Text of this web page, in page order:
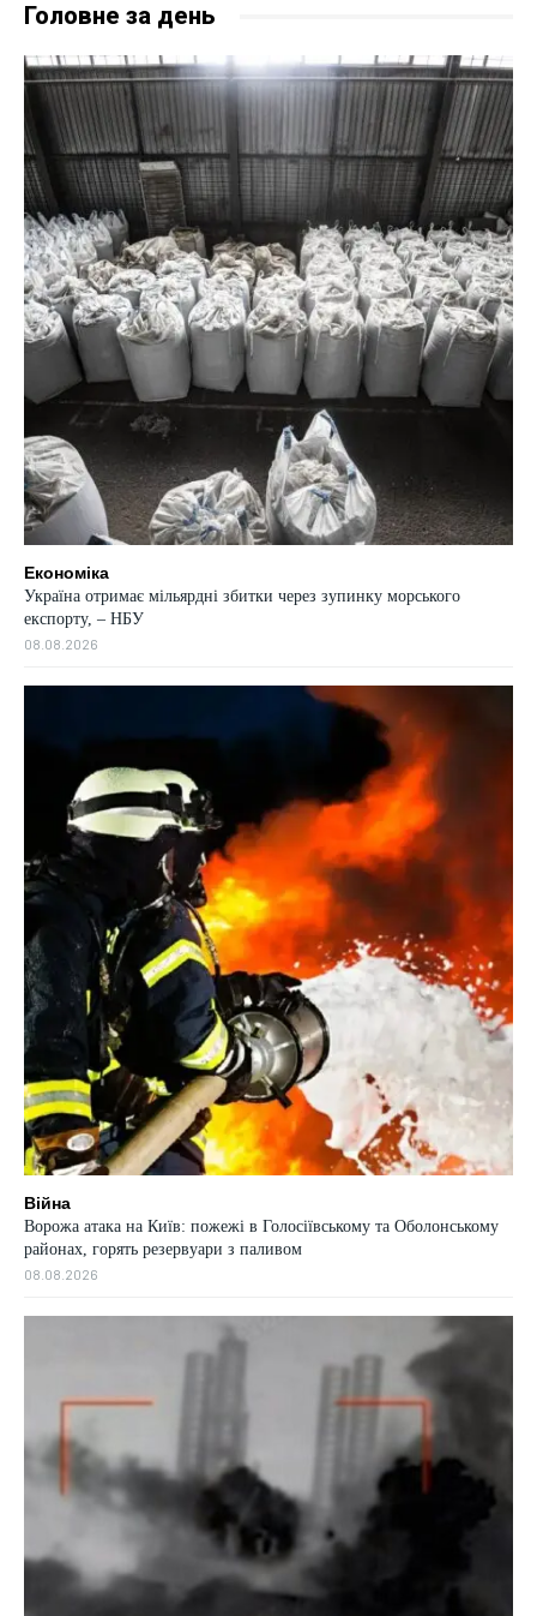
Головне за день
Економіка
Україна отримає мільярдні збитки через зупинку морського
експорту, – НБУ
08.08.2026
Війна
Ворожа атака на Київ: пожежі в Голосіївському та Оболонському
районах, горять резервуари з паливом
08.08.2026